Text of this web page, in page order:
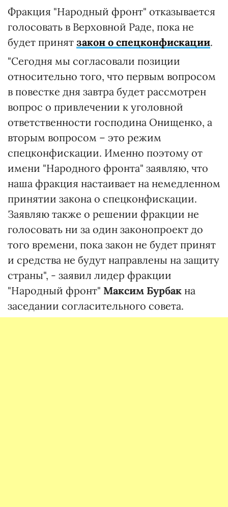
Фракция "Народный фронт" отказывается
голосовать в Верховной Раде, пока не
будет принят закон о спецконфискации.
"Сегодня мы согласовали позиции
относительно того, что первым вопросом
в повестке дня завтра будет рассмотрен
вопрос о привлечении к уголовной
ответственности господина Онищенко, а
вторым вопросом – это режим
спецконфискации. Именно поэтому от
имени "Народного фронта" заявляю, что
наша фракция настаивает на немедленном
принятии закона о спецконфискации.
Заявляю также о решении фракции не
голосовать ни за один законопроект до
того времени, пока закон не будет принят
и средства не будут направлены на защиту
страны", - заявил лидер фракции
"Народный фронт" Максим Бурбак на
заседании согласительного совета.